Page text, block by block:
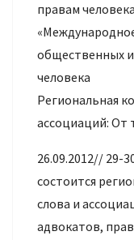
правам
общественных
человека
Региональная
ассоциаций: От
26.09.2012// 29-
состоится
слова и
адвокатов,